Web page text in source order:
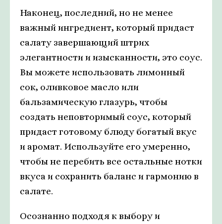
Наконец, последний, но не менее
важный ингредиент, который придаст
салату завершающий штрих
элегантности и изысканности, это соус.
Вы можете использовать лимонный
сок, оливковое масло или
бальзамическую глазурь, чтобы
создать неповторимый соус, который
придаст готовому блюду богатый вкус
и аромат. Используйте его умеренно,
чтобы не перебить все остальные нотки
вкуса и сохранить баланс и гармонию в
салате.
Осознанно подходя к выбору и